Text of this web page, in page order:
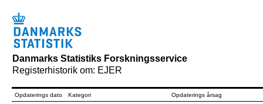
Danmarks Statistiks Forskningsservice
Registerhistorik om: EJER
Opdaterings dato Kategori
Opdaterings årsag